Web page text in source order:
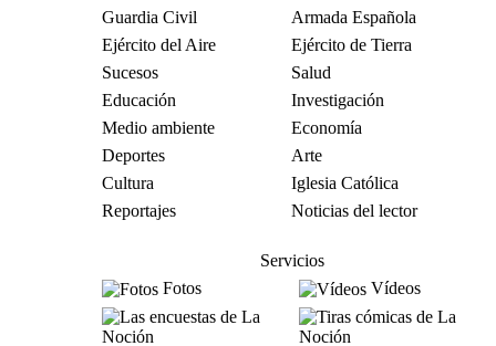
Guardia Civil
Armada Española
Ejército del Aire
Ejército de Tierra
Sucesos
Salud
Educación
Investigación
Medio ambiente
Economía
Deportes
Arte
Cultura
Iglesia Católica
Reportajes
Noticias del lector
Servicios
Fotos
Vídeos